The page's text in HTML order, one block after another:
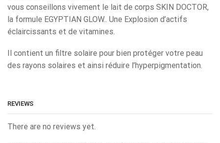
vous conseillons vivement le lait de corps SKIN DOCTOR,
la formule EGYPTIAN GLOW.. Une Explosion d’actifs
éclaircissants et de vitamines.
Il contient un filtre solaire pour bien protéger votre peau
des rayons solaires et ainsi réduire l’hyperpigmentation.
REVIEWS
There are no reviews yet.